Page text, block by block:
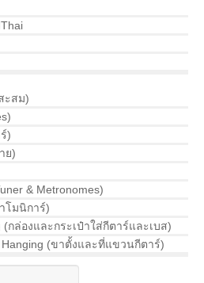
ะสม)
)
ย)
& Metronomes)
โมนิการ์)
(กล่องและกระเป๋าใส่กีตาร์และเบส)
Hanging (ขาตั้งและที่แขวนกีตาร์)